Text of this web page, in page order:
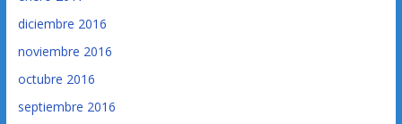
diciembre 2016
noviembre 2016
octubre 2016
septiembre 2016